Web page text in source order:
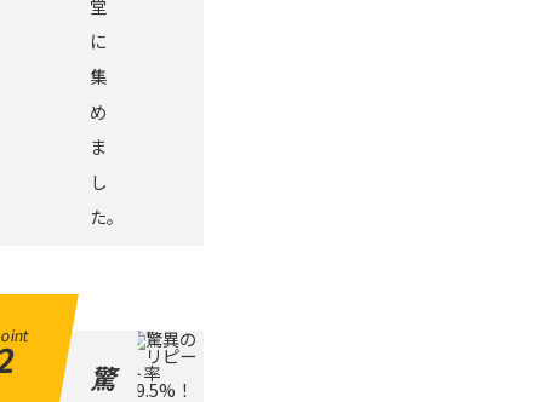
堂
に
集
め
ま
し
た。
驚